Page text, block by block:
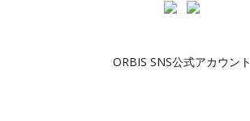
ORBIS SNS公式アカウント